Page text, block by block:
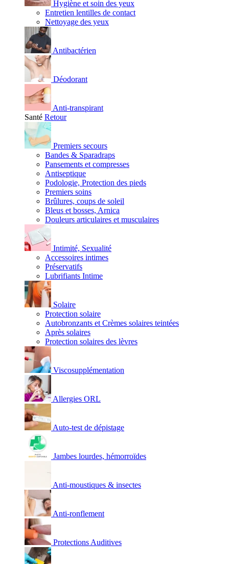
Hygiène et soin des yeux
Entretien lentilles de contact
Nettoyage des yeux
Antibactérien
Déodorant
Anti-transpirant
Santé Retour
Premiers secours
Bandes & Sparadraps
Pansements et compresses
Antiseptique
Podologie, Protection des pieds
Premiers soins
Brûlures, coups de soleil
Bleus et bosses, Arnica
Douleurs articulaires et musculaires
Intimité, Sexualité
Accessoires intimes
Préservatifs
Lubrifiants Intime
Solaire
Protection solaire
Autobronzants et Crèmes solaires teintées
Après solaires
Protection solaires des lèvres
Viscosupplémentation
Allergies ORL
Auto-test de dépistage
Jambes lourdes, hémorroïdes
Anti-moustiques & insectes
Anti-ronflement
Protections Auditives